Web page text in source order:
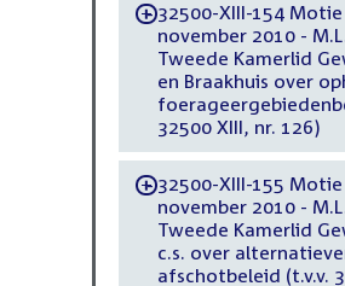
-32500-XIII-154
november 2010 -
Tweede Kamerlid
en Braakhuis over
32500 XIII, nr. 126)
-32500-XIII-155
november 2010 -
Tweede Kamerlid
c.s. over
afschotbeleid (t.v.v.